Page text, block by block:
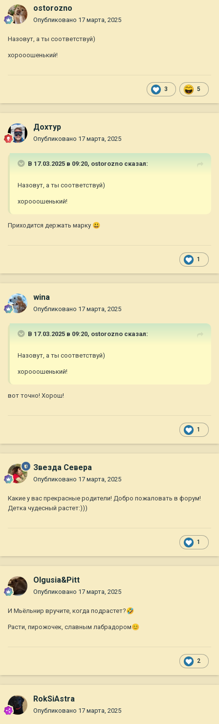
ostorozno
Опубликовано 17 марта, 2025
Назовут, а ты соответствуй)
хорооошенький!
3 5
Дохтур
Опубликовано 17 марта, 2025
В 17.03.2025 в 09:20, ostorozno сказал:
Назовут, а ты соответствуй)
хорооошенький!
Приходится держать марку 😃
1
wina
Опубликовано 17 марта, 2025
В 17.03.2025 в 09:20, ostorozno сказал:
Назовут, а ты соответствуй)
хорооошенький!
вот точно! Хорош!
1
Звезда Севера
Опубликовано 17 марта, 2025
Какие у вас прекрасные родители! Добро пожаловать в форум!
Детка чудесный растет:)))
1
Olgusia&Pitt
Опубликовано 17 марта, 2025
И Мьёльнир вручите, когда подрастет?🤣
Расти, пирожочек, славным лабрадором😊
2
RokSiAstra
Опубликовано 17 марта, 2025